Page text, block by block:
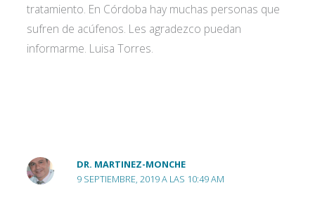
tratamiento. En Córdoba hay muchas personas que
sufren de acúfenos. Les agradezco puedan
informarme. Luisa Torres.
DR. MARTINEZ-MONCHE
9 SEPTIEMBRE, 2019 A LAS 10:49 AM